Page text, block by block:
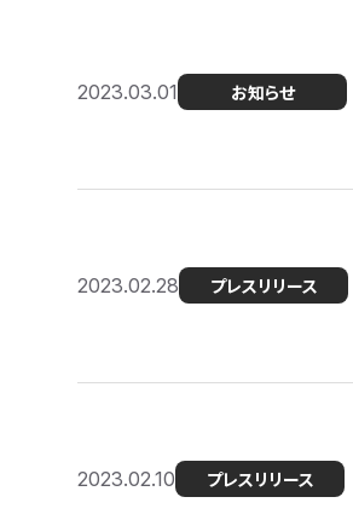
2023.03.01 お知らせ
2023.02.28 プレスリリース
2023.02.10 プレスリリース